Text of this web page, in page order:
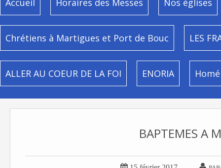
Accueil Horaires des Messes Nos églises
Chrétiens à Martigues et Port de Bouc LES
ALLER AU COEUR DE LA FOI ENORIA
BAPTEMES A